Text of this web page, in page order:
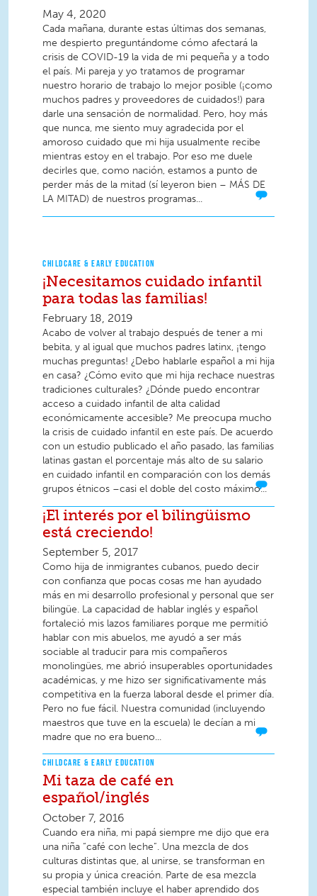
May 4, 2020
Cada mañana, durante estas últimas dos semanas,
me despierto preguntándome cómo afectará la
crisis de COVID-19 la vida de mi pequeña y a todo
el país. Mi pareja y yo tratamos de programar
nuestro horario de trabajo lo mejor posible (¡como
muchos padres y proveedores de cuidados!) para
darle una sensación de normalidad. Pero, hoy más
que nunca, me siento muy agradecida por el
amoroso cuidado que mi hija usualmente recibe
mientras estoy en el trabajo. Por eso me duele
decirles que, como nación, estamos a punto de
perder más de la mitad (sí leyeron bien – MÁS DE
LA MITAD) de nuestros programas...
CHILDCARE & EARLY EDUCATION
¡Necesitamos cuidado infantil
para todas las familias!
February 18, 2019
Acabo de volver al trabajo después de tener a mi
bebita, y al igual que muchos padres latinx, ¡tengo
muchas preguntas! ¿Debo hablarle español a mi hija
en casa? ¿Cómo evito que mi hija rechace nuestras
tradiciones culturales? ¿Dónde puedo encontrar
acceso a cuidado infantil de alta calidad
económicamente accesible? Me preocupa mucho
la crisis de cuidado infantil en este país. De acuerdo
con un estudio publicado el año pasado, las familias
latinas gastan el porcentaje más alto de su salario
en cuidado infantil en comparación con los demás
grupos étnicos –casi el doble del costo máximo...
¡El interés por el bilingüismo
está creciendo!
September 5, 2017
Como hija de inmigrantes cubanos, puedo decir
con confianza que pocas cosas me han ayudado
más en mi desarrollo profesional y personal que ser
bilingüe. La capacidad de hablar inglés y español
fortaleció mis lazos familiares porque me permitió
hablar con mis abuelos, me ayudó a ser más
sociable al traducir para mis compañeros
monolingües, me abrió insuperables oportunidades
académicas, y me hizo ser significativamente más
competitiva en la fuerza laboral desde el primer día.
Pero no fue fácil. Nuestra comunidad (incluyendo
maestros que tuve en la escuela) le decían a mi
madre que no era bueno...
CHILDCARE & EARLY EDUCATION
Mi taza de café en
español/inglés
October 7, 2016
Cuando era niña, mi papá siempre me dijo que era
una niña “café con leche”. Una mezcla de dos
culturas distintas que, al unirse, se transforman en
su propia y única creación. Parte de esa mezcla
especial también incluye el haber aprendido dos